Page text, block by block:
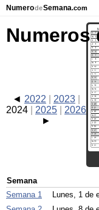
NumerodeSemana.com
Calendario con días
Numeros
2022
2023
2024
2025 2026
Semana
Semana 1
Lunes, 1 de